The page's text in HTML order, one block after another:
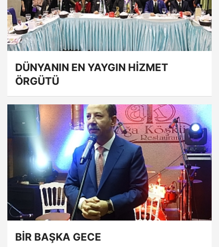
DÜNYANIN EN YAYGIN HİZMET
ÖRGÜTÜ
BİR BAŞKA GECE